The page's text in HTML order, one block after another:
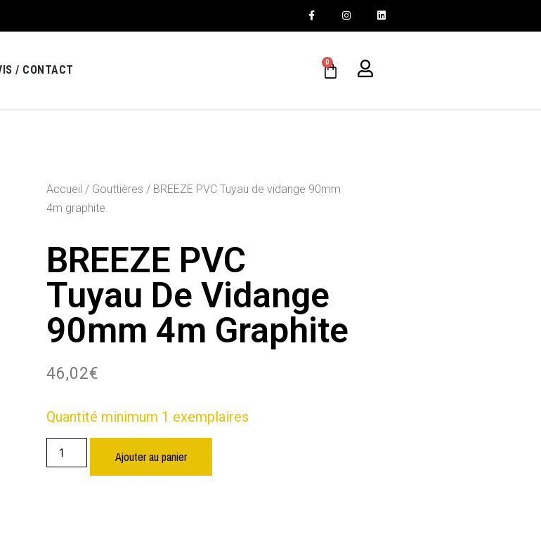
/ CONTACT
0
Accueil / Gouttières / BREEZE PVC Tuyau de vidange 90mm
4m graphite
BREEZE PVC
Tuyau De Vidange
90mm 4m Graphite
46,02€
Quantité minimum 1 exemplaires
Ajouter au panier